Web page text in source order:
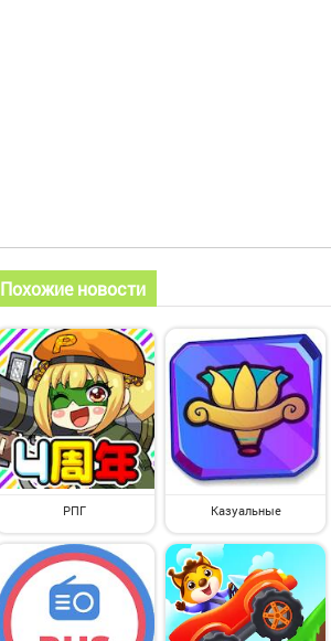
Похожие новости
РПГ Казуальные